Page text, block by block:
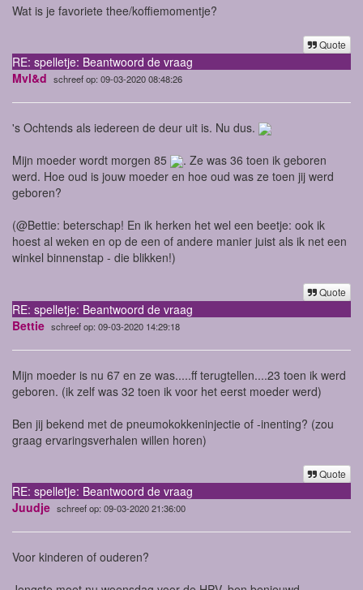
Wat is je favoriete thee/koffiemomentje?
Quote
RE: spelletje: Beantwoord de vraag
Mvl&d schreef op: 09-03-2020 08:48:26
's Ochtends als iedereen de deur uit is. Nu dus.
Mijn moeder wordt morgen 85
. Ze was 36 toen ik geboren
werd. Hoe oud is jouw moeder en hoe oud was ze toen jij werd
geboren?
(@Bettie: beterschap! En ik herken het wel een beetje: ook ik
hoest al weken en op de een of andere manier juist als ik net een
winkel binnenstap - die blikken!)
Quote
RE: spelletje: Beantwoord de vraag
Bettie schreef op: 09-03-2020 14:29:18
Mijn moeder is nu 67 en ze was.....ff terugtellen....23 toen ik werd
geboren. (ik zelf was 32 toen ik voor het eerst moeder werd)
Ben jij bekend met de pneumokokkeninjectie of -inenting? (zou
graag ervaringsverhalen willen horen)
Quote
RE: spelletje: Beantwoord de vraag
Juudje schreef op: 09-03-2020 21:36:00
Voor kinderen of ouderen?